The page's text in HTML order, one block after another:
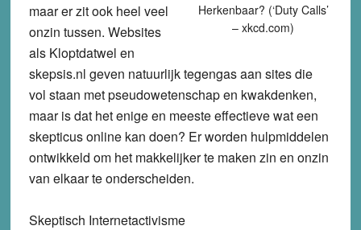
Herkenbaar? (‘Duty Calls’
– xkcd.com)
maar er zit ook heel veel
onzin tussen. Websites
als Kloptdatwel en
skepsis.nl geven natuurlijk tegengas aan sites die
vol staan met pseudowetenschap en kwakdenken,
maar is dat het enige en meeste effectieve wat een
skepticus online kan doen? Er worden hulpmiddelen
ontwikkeld om het makkelijker te maken zin en onzin
van elkaar te onderscheiden.
Skeptisch Internetactivisme